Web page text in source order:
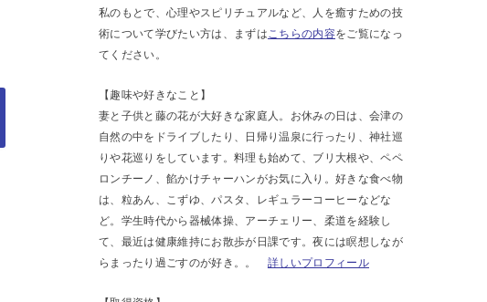
私のもとで、心理やスピリチュアルなど、人を癒すための技
術について学びたい方は、まずは こちらの内容をご覧になっ
てください。
【趣味や好きなこと】
妻と子供と藤の花が大好きな家庭人。お休みの日は、会津の
自然の中をドライブしたり、日帰り温泉に行ったり、神社巡
りや花巡りをしています。料理も始めて、ブリ大根や、ペペ
ロンチーノ、餡かけチャーハンがお気に入り。好きな食べ物
は、粒あん、こずゆ、パスタ、レギュラーコーヒーなどな
ど。学生時代から器械体操、アーチェリー、柔道を経験し
て、最近は健康維持にお散歩が日課です。夜には瞑想しなが
らまったり過ごすのが好き。。 詳しいプロフィール